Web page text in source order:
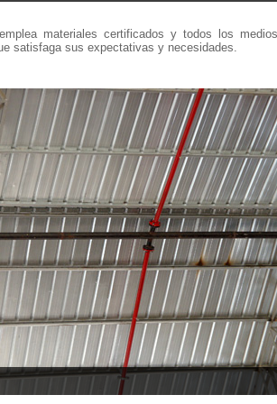
materiales certificados y todos los medios
satisfaga sus expectativas y necesidades.